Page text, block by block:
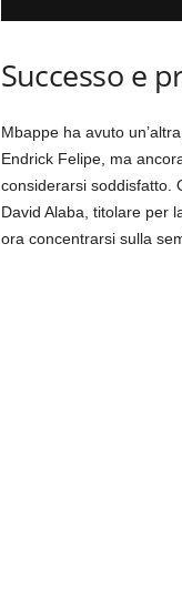
Successo e
Mbappe ha avuto
Endrick Felipe, ma
considerarsi soddisfatto.
David Alaba, titolare per
ora concentrarsi sulla